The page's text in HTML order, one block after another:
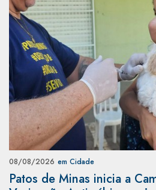
08/08/2026 em Cidade
Patos de Minas inicia a